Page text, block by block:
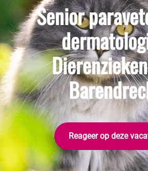
Senior
Reageer op deze